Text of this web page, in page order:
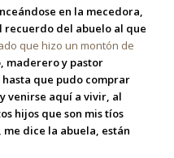
en la mecedora,
recuerdo del abuelo al que
que hizo un montón de
maderero y pastor
que pudo comprar
venirse aquí a vivir, al
hijos que son mis tíos
dice la abuela, están